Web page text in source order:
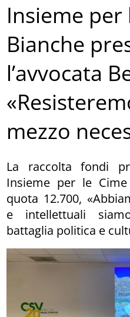
Insieme per
Bianche
l’avvocata
mezzo
La raccolta fondi
Insieme per le
quota 12.700,
e intellettuali
battaglia politica e